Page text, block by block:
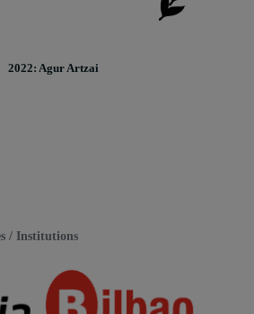
2022: Agur Artzai
/ Institutions